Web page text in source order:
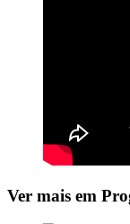
Ver mais em